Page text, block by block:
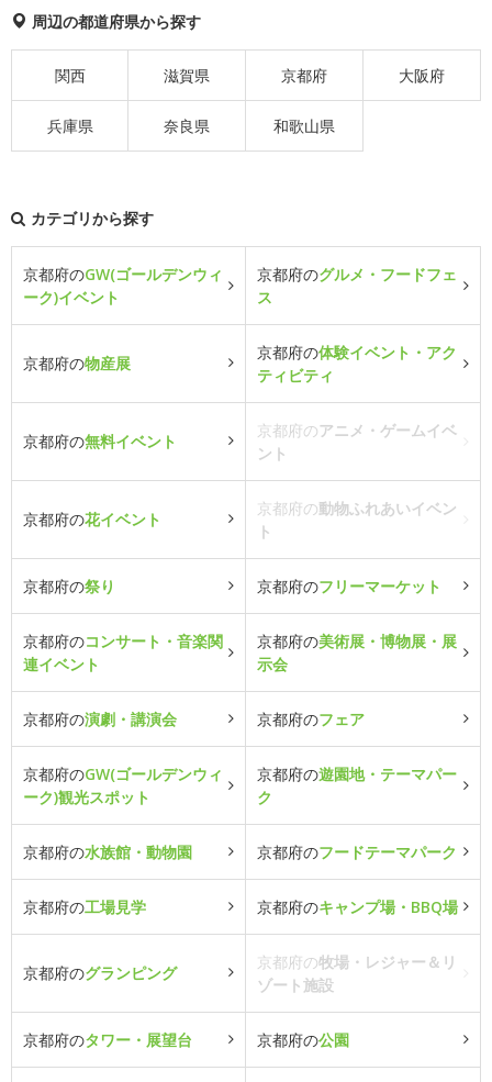
周辺の都道府県から探す
関西 滋賀県 京都府 大阪府
兵庫県 奈良県 和歌山県
カテゴリから探す
京都府のGW(ゴールデンウィ
ーク)イベント
京都府のグルメ・フードフェ
ス
京都府の物産展
京都府の体験イベント・アク
ティビティ
京都府の無料イベント
京都府のアニメ・ゲームイベ
ント
京都府の花イベント
京都府の動物ふれあいイベン
ト
京都府の祭り 京都府のフリーマーケット
京都府のコンサート・音楽関
連イベント
京都府の美術展・博物展・展
示会
京都府の演劇・講演会 京都府のフェア
京都府のGW(ゴールデンウィ
ーク)観光スポット
京都府の遊園地・テーマパー
ク
京都府の水族館・動物園 京都府のフードテーマパーク
京都府の工場見学 京都府のキャンプ場・BBQ場
京都府のグランピング
京都府の牧場・レジャー＆リ
ゾート施設
京都府のタワー・展望台 京都府の公園